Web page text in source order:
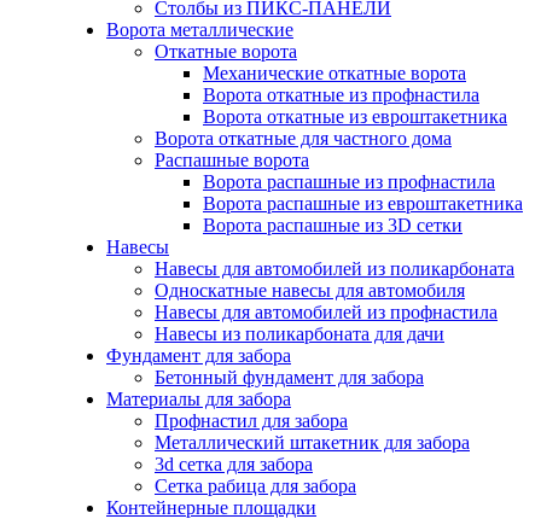
Столбы из ПИКС-ПАНЕЛИ
Ворота металлические
Откатные ворота
Механические откатные ворота
Ворота откатные из профнастила
Ворота откатные из евроштакетника
Ворота откатные для частного дома
Распашные ворота
Ворота распашные из профнастила
Ворота распашные из евроштакетника
Ворота распашные из 3D сетки
Навесы
Навесы для автомобилей из поликарбоната
Односкатные навесы для автомобиля
Навесы для автомобилей из профнастила
Навесы из поликарбоната для дачи
Фундамент для забора
Бетонный фундамент для забора
Материалы для забора
Профнастил для забора
Металлический штакетник для забора
3d сетка для забора
Сетка рабица для забора
Контейнерные площадки